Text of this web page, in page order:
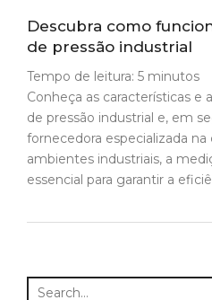
Descubra como
de pressão industrial
Tempo de leitura: 5 minutos
Conheça as características e
de pressão industrial e, em
fornecedora especializada
ambientes industriais, a
essencial para garantir a